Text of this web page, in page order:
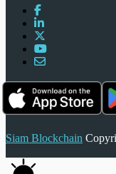
Siam Blockchain